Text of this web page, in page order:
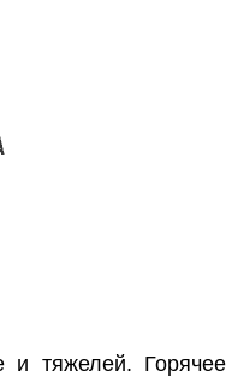
тяжелей. Горячее